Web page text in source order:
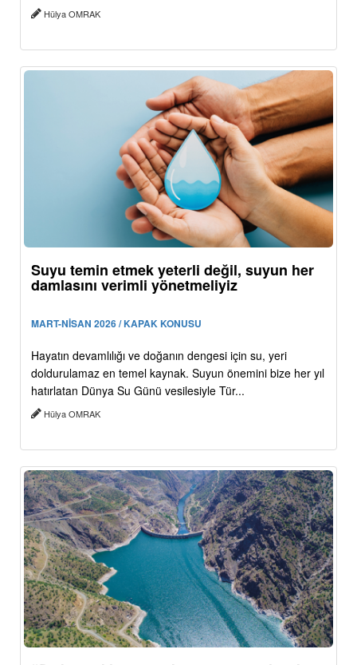
Hülya OMRAK
Suyu temin etmek yeterli değil, suyun her
damlasını verimli yönetmeliyiz
MART-NİSAN 2026 / KAPAK KONUSU
Hayatın devamlılığı ve doğanın dengesi için su, yeri
doldurulamaz en temel kaynak. Suyun önemini bize her yıl
hatırlatan Dünya Su Günü vesilesiyle Tür...
Hülya OMRAK